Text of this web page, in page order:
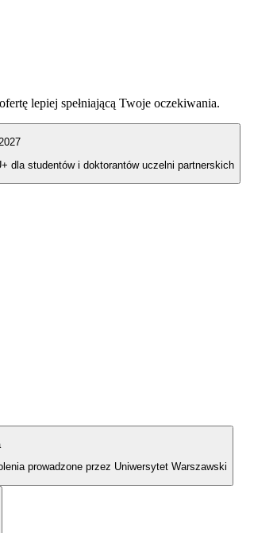
lepiej spełniającą Twoje oczekiwania.
dla studentów i doktorantów uczelni partnerskich
prowadzone przez Uniwersytet Warszawski